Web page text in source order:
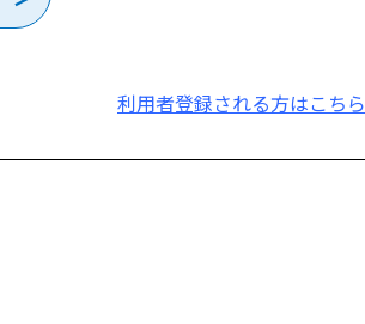
利用者登録される方はこちら